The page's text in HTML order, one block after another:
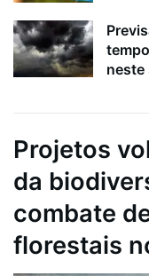
neste
Projetos
da
combate
florestais